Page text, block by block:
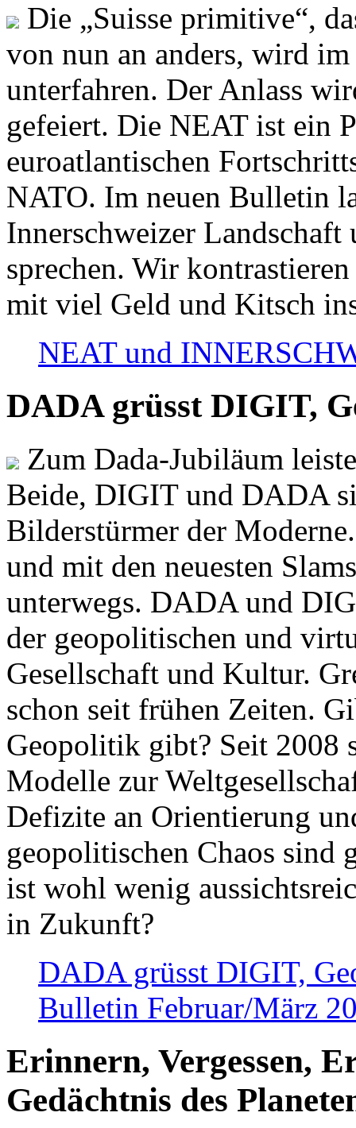
Die „Suisse primitive“,
von nun an anders, wird
unterfahren. Der Anlass
gefeiert. Die NEAT ist ein
euroatlantischen
NATO. Im neuen Bulletin
Innerschweizer
sprechen. Wir
mit viel Geld und Kitsch
NEAT und
DADA grüsst DIGIT,
Zum Dada-Jubiläum
Beide, DIGIT und DADA
Bilderstürmer der
und mit den neuesten
unterwegs. DADA und
der geopolitischen und
Gesellschaft und Kultur.
schon seit frühen Zeiten.
Geopolitik gibt? Seit 2008
Modelle zur
Defizite an Orientierung
geopolitischen Chaos sind
ist wohl wenig
in Zukunft?
DADA grüsst DIGIT,
Bulletin Februar/März
Erinnern, Vergessen,
Gedächtnis des